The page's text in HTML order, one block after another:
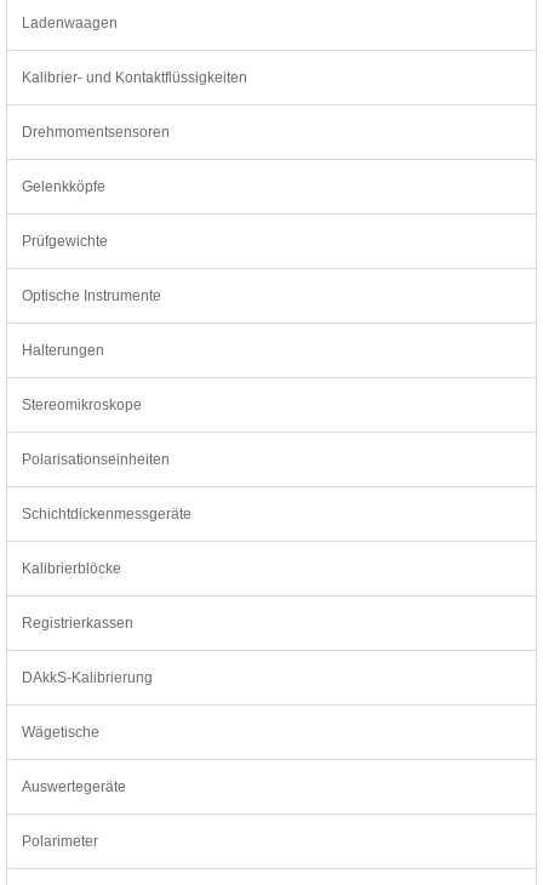
Ladenwaagen
Kalibrier- und Kontaktflüssigkeiten
Drehmomentsensoren
Gelenkköpfe
Prüfgewichte
Optische Instrumente
Halterungen
Stereomikroskope
Polarisationseinheiten
Schichtdickenmessgeräte
Kalibrierblöcke
Registrierkassen
DAkkS-Kalibrierung
Wägetische
Auswertegeräte
Polarimeter